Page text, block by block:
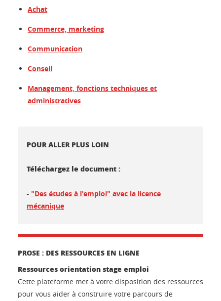
Achat
Commerce, marketing
Communication
Conseil
Management, fonctions techniques et
administratives
POUR ALLER PLUS LOIN
Téléchargez le document :
- "Des études à l'emploi" avec la licence
mécanique
PROSE : DES RESSOURCES EN LIGNE
Ressources orientation stage emploi
Cette plateforme met à votre disposition des ressources
pour vous aider à construire votre parcours de